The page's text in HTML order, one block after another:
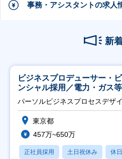
事務・アシスタントの求人
新
ビジネスプロデューサー・
ンシャル採用／電力・ガス
ト推進】
パーソルビジネスプロセスデザ
東京都
457万~650万
正社員採用 土日祝休み 休